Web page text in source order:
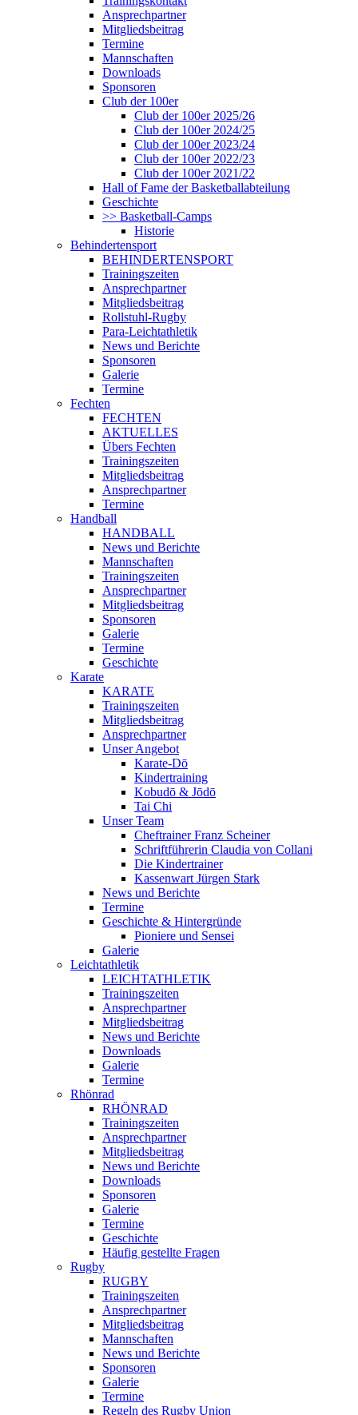
Ansprechpartner
Mitgliedsbeitrag
Termine
Mannschaften
Downloads
Sponsoren
Club der 100er
Club der 100er 2025/26
Club der 100er 2024/25
Club der 100er 2023/24
Club der 100er 2022/23
Club der 100er 2021/22
Hall of Fame der Basketballabteilung
Geschichte
>> Basketball-Camps
Historie
Behindertensport
BEHINDERTENSPORT
Trainingszeiten
Ansprechpartner
Mitgliedsbeitrag
Rollstuhl-Rugby
Para-Leichtathletik
News und Berichte
Sponsoren
Galerie
Termine
Fechten
FECHTEN
AKTUELLES
Übers Fechten
Trainingszeiten
Mitgliedsbeitrag
Ansprechpartner
Termine
Handball
HANDBALL
News und Berichte
Mannschaften
Trainingszeiten
Ansprechpartner
Mitgliedsbeitrag
Sponsoren
Galerie
Termine
Geschichte
Karate
KARATE
Trainingszeiten
Mitgliedsbeitrag
Ansprechpartner
Unser Angebot
Karate-Dō
Kindertraining
Kobudō & Jōdō
Tai Chi
Unser Team
Cheftrainer Franz Scheiner
Schriftführerin Claudia von Collani
Die Kindertrainer
Kassenwart Jürgen Stark
News und Berichte
Termine
Geschichte & Hintergründe
Pioniere und Sensei
Galerie
Leichtathletik
LEICHTATHLETIK
Trainingszeiten
Ansprechpartner
Mitgliedsbeitrag
News und Berichte
Downloads
Galerie
Termine
Rhönrad
RHÖNRAD
Trainingszeiten
Ansprechpartner
Mitgliedsbeitrag
News und Berichte
Downloads
Sponsoren
Galerie
Termine
Geschichte
Häufig gestellte Fragen
Rugby
RUGBY
Trainingszeiten
Ansprechpartner
Mitgliedsbeitrag
Mannschaften
News und Berichte
Sponsoren
Galerie
Termine
Regeln des Rugby Union